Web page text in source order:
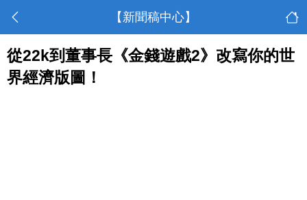
【新聞稿中心】
從22k到董事長《金錢遊戲2》改寫你的世
界經濟版圖！